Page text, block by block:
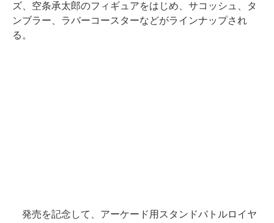
ズ、空条承太郎のフィギュアをはじめ、サコッシュ、タ
ンブラー、ラバーコースターなどがラインナップされ
る。
発売を記念して、アーケード用スタンドバトルロイヤ